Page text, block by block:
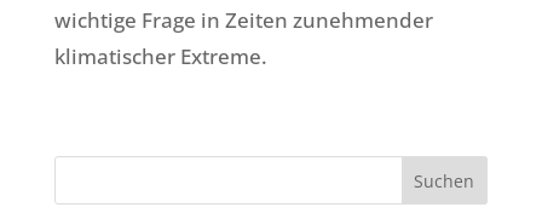
wichtige Frage in Zeiten zunehmender
klimatischer Extreme.
Suchen